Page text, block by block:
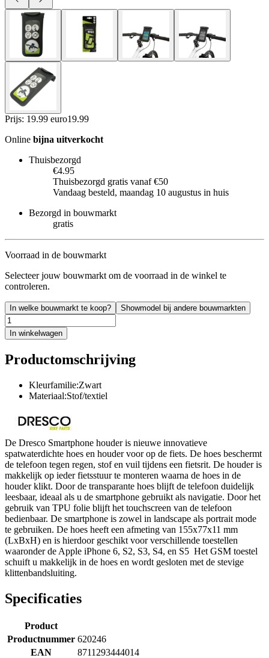
Prijs: 19.99 euro19.99
Online bijna uitverkocht
Thuisbezorgd
€4.95
Thuisbezorgd gratis vanaf €50
Vandaag besteld, maandag 10 augustus in huis
Bezorgd in bouwmarkt
gratis
Voorraad in de bouwmarkt
Selecteer jouw bouwmarkt om de voorraad in de winkel te
controleren.
In welke bouwmarkt te koop? Showmodel bij andere bouwmarkten
In winkelwagen
Productomschrijving
Kleurfamilie:Zwart
Materiaal:Stof/textiel
De Dresco Smartphone houder is nieuwe innovatieve
spatwaterdichte hoes en houder voor op de fiets. De hoes beschermt
de telefoon tegen regen, stof en vuil tijdens een fietsrit. De houder is
makkelijk op ieder fietsstuur te monteren waarna de hoes in de
houder klikt. Door de transparante hoes blijft de telefoon duidelijk
leesbaar, ideaal als u de smartphone gebruikt als navigatie. Door het
gebruik van TPU folie blijft het touchscreen van de telefoon
bedienbaar. De smartphone is zowel in landscape als portrait mode
te gebruiken. De hoes heeft een afmeting van 155x77x11 mm
(LxBxH) en is hierdoor geschikt voor verschillende toestellen
waaronder de Apple iPhone 6, S2, S3, S4, en S5 Het GSM toestel
schuift u makkelijk in de hoes en wordt gesloten met de stevige
klittenbandsluiting.
Specificaties
Product
Productnummer 620246
EAN
8711293444014